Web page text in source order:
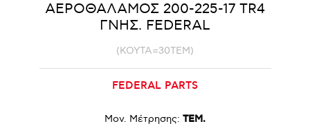
ΑΕΡΟΘΑΛΑΜΟΣ 200-225-17 TR4
ΓΝΗΣ. FEDERAL
(ΚΟΥΤΑ=30TEM)
FEDERAL PARTS
Μον. Μέτρησης: ΤΕΜ.